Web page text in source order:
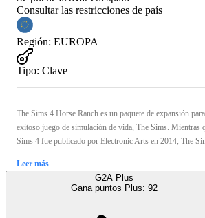
Consultar las restricciones de país
Región: EUROPA
Tipo: Clave
The Sims 4 Horse Ranch es un paquete de expansión
exitoso juego de simulación de vida, The Sims. Mientras
Sims 4 fue publicado por Electronic Arts en 2014, The
Leer más
G2A Plus
Gana puntos Plus: 92